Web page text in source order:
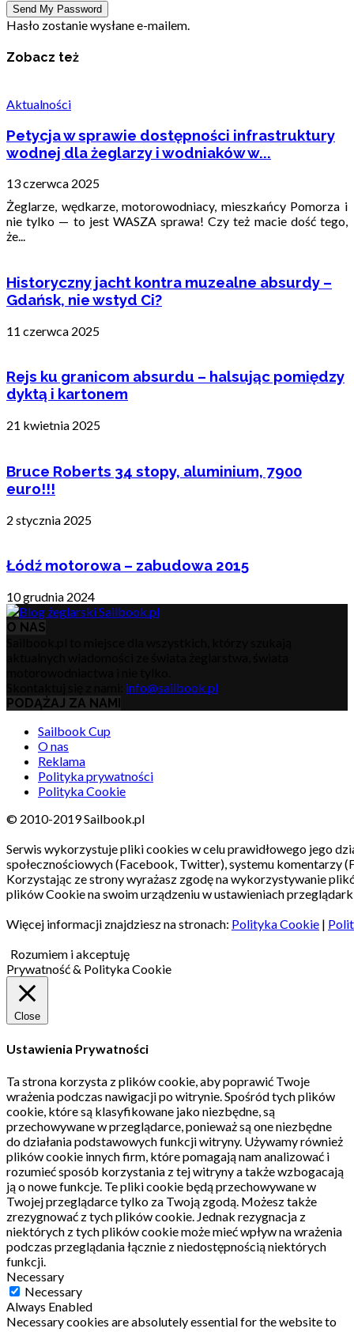
Hasło zostanie wysłane e-mailem.
Zobacz też
Aktualności
Petycja w sprawie dostępności infrastruktury
wodnej dla żeglarzy i wodniaków w...
13 czerwca 2025
Żeglarze, wędkarze, motorowodniacy, mieszkańcy Pomorza i
nie tylko — to jest WASZA sprawa! Czy też macie dość tego,
że...
Historyczny jacht kontra muzealne absurdy –
Gdańsk, nie wstyd Ci?
11 czerwca 2025
Rejs ku granicom absurdu – halsując pomiędzy
dyktą i kartonem
21 kwietnia 2025
Bruce Roberts 34 stopy, aluminium, 7900
euro!!!
2 stycznia 2025
Łódź motorowa – zabudowa 2015
10 grudnia 2024
O NAS
info@sailbook.pl
PODĄŻAJ ZA NAMI
Sailbook Cup
O nas
Reklama
Polityka prywatności
Polityka Cookie
© 2010-2019 Sailbook.pl
Serwis wykorzystuje pliki cookies w celu prawidłowego jego
społecznościowych (Facebook, Twitter), systemu komentarzy
Korzystając ze strony wyrażasz zgodę na wykorzystywanie
plików Cookie na swoim urządzeniu w ustawieniach
Więcej informacji znajdziesz na stronach: Polityka Cookie |
Rozumiem i akceptuję
Prywatność & Polityka Cookie
Close
Ustawienia Prywatności
Ta strona korzysta z plików cookie, aby poprawić Twoje
wrażenia podczas nawigacji po witrynie. Spośród tych plików
cookie, które są klasyfikowane jako niezbędne, są
przechowywane w przeglądarce, ponieważ są one niezbędne
do działania podstawowych funkcji witryny. Używamy również
plików cookie innych firm, które pomagają nam analizować i
rozumieć sposób korzystania z tej witryny a także wzbogacają
ją o nowe funkcje. Te pliki cookie będą przechowywane w
Twojej przeglądarce tylko za Twoją zgodą. Możesz także
zrezygnować z tych plików cookie. Jednak rezygnacja z
niektórych z tych plików cookie może mieć wpływ na wrażenia
podczas przeglądania łącznie z niedostępnością niektórych
funkcji.
Necessary
Necessary
Always Enabled
Necessary cookies are absolutely essential for the website to